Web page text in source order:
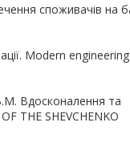
споживачів на
Modern
Вдосконалення та
THE SHEVCHENKO